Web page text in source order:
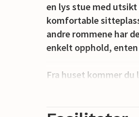
en lys stue med
komfortable
andre rommene har
enkelt opphold,
Fra huset kommer
å utforske området,